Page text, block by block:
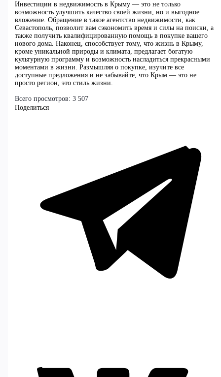
Инвестиции в недвижимость в Крыму — это не только
возможность улучшить качество своей жизни, но и выгодное
вложение. Обращение в такое агентство недвижимости, как
Севастополь, позволит вам сэкономить время и силы на поиски, а
также получить квалифицированную помощь в покупке вашего
нового дома. Наконец, способствует тому, что жизнь в Крыму,
кроме уникальной природы и климата, предлагает богатую
культурную программу и возможность насладиться прекрасными
моментами в жизни. Размышляя о покупке, изучите все
доступные предложения и не забывайте, что Крым — это не
просто регион, это стиль жизни.
Всего просмотров: 3 507
Поделиться